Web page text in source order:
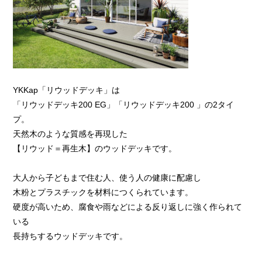
YKKap「リウッドデッキ」は
「リウッドデッキ200 EG」「リウッドデッキ200 」の2タイ
プ。
天然木のような質感を再現した
【リウッド＝再生木】のウッドデッキです。
大人から子どもまで住む人、使う人の健康に配慮し
木粉とプラスチックを材料につくられています。
硬度が高いため、腐食や雨などによる反り返しに強く作られて
いる
長持ちするウッドデッキです。